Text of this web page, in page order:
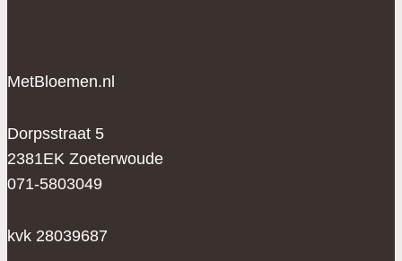
MetBloemen.nl
Dorpsstraat 5
2381EK Zoeterwoude
071-5803049
kvk 28039687